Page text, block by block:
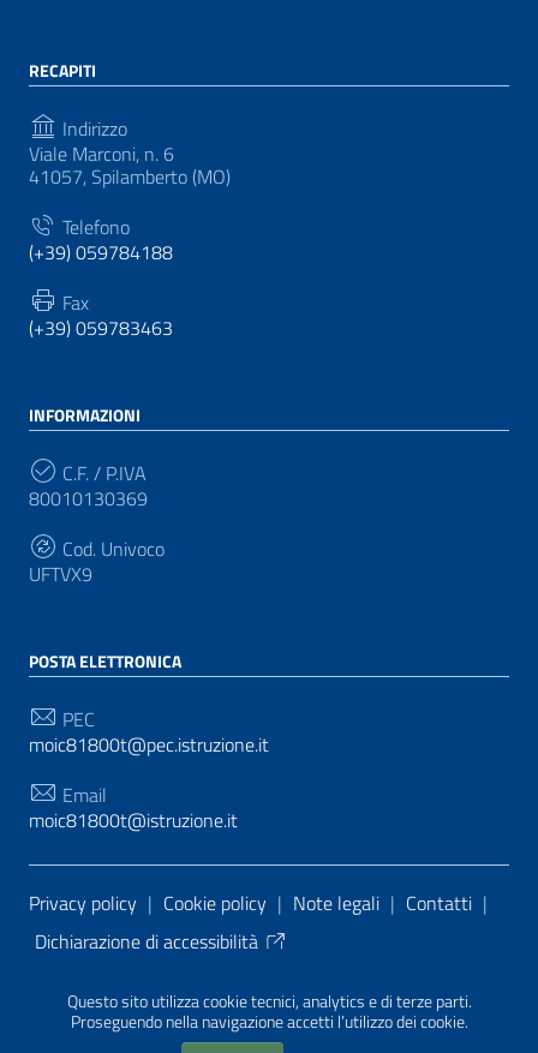
Questo sito utilizza cookie tecnici, analytics e di terze parti.
Proseguendo nella navigazione accetti l’utilizzo dei cookie.
RECAPITI
Indirizzo
Viale Marconi, n. 6
41057, Spilamberto (MO)
Telefono
(+39) 059784188
Fax
(+39) 059783463
INFORMAZIONI
C.F. / P.IVA
80010130369
Cod. Univoco
UFTVX9
POSTA ELETTRONICA
PEC
moic81800t@pec.istruzione.it
Email
moic81800t@istruzione.it
Sezione Link Utili
Privacy policy | Cookie policy | Note legali | Contatti |
Dichiarazione di accessibilità
PA di AgID
| Realizzato con WordPress
da